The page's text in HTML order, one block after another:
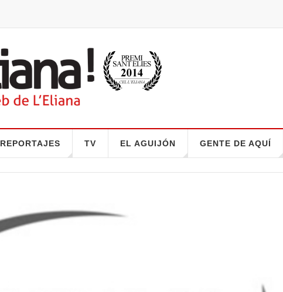
REPORTAJES TV EL AGUIJÓN GENTE DE AQUÍ